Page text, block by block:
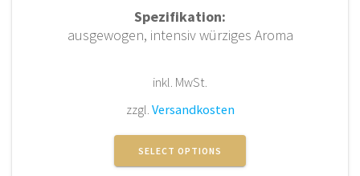
Spezifikation:
ausgewogen, intensiv würziges Aroma
inkl. MwSt.
zzgl. Versandkosten
SELECT OPTIONS
Dieses
weist